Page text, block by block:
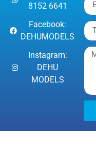
8152 6641
Facebook:
DEHUMODELS
Instagram:
DEHU
MODELS